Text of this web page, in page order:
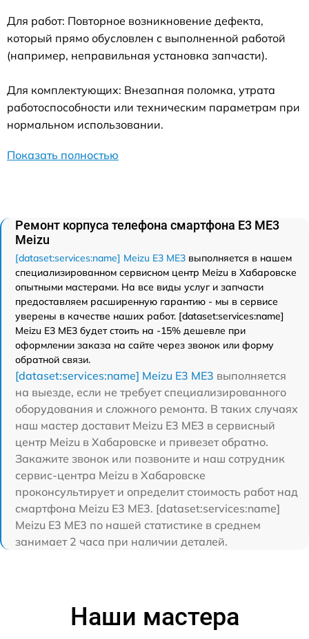
Для работ: Повторное возникновение дефекта,
который прямо обусловлен с выполненной работой
(например, неправильная установка запчасти).
Для комплектующих: Внезапная поломка, утрата
работоспособности или техническим параметрам при
нормальном использовании.
Показать полностью
Ремонт корпуса телефона смартфона E3 ME3
Meizu
[dataset:services:name] Meizu E3 ME3 выполняется в нашем
специализированном сервисном центр Meizu в Хабаровске
опытными мастерами. На все виды услуг и запчасти
предоставляем расширенную гарантию - мы в сервисе
уверены в качестве наших работ. [dataset:services:name]
Meizu E3 ME3 будет стоить на -15% дешевле при
оформлении заказа на сайте через звонок или форму
обратной связи.
[dataset:services:name] Meizu E3 ME3 выполняется
на выезде, если не требует специализированного
оборудования и сложного ремонта. В таких случаях
наш мастер доставит Meizu E3 ME3 в сервисный
центр Meizu в Хабаровске и привезет обратно.
Закажите звонок или позвоните и наш сотрудник
сервис-центра Meizu в Хабаровске
проконсультирует и определит стоимость работ над
смартфона Meizu E3 ME3. [dataset:services:name]
Meizu E3 ME3 по нашей статистике в среднем
занимает 2 часа при наличии деталей.
Наши мастера